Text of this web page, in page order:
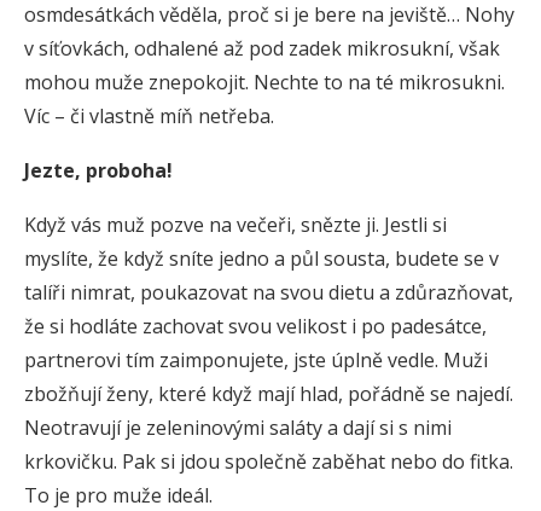
osmdesátkách věděla, proč si je bere na jeviště… Nohy
v síťovkách, odhalené až pod zadek mikrosukní, však
mohou muže znepokojit. Nechte to na té mikrosukni.
Víc – či vlastně míň netřeba.
Jezte, proboha!
Když vás muž pozve na večeři, snězte ji. Jestli si
myslíte, že když sníte jedno a půl sousta, budete se v
talíři nimrat, poukazovat na svou dietu a zdůrazňovat,
že si hodláte zachovat svou velikost i po padesátce,
partnerovi tím zaimponujete, jste úplně vedle. Muži
zbožňují ženy, které když mají hlad, pořádně se najedí.
Neotravují je zeleninovými saláty a dají si s nimi
krkovičku. Pak si jdou společně zaběhat nebo do fitka.
To je pro muže ideál.